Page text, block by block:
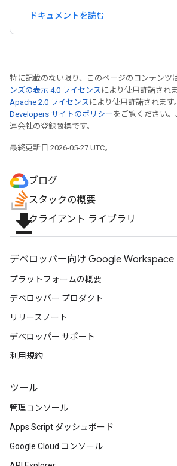
ドキュメントを読む
特に記載のない限り、このページのコンテンツ
ンズの表示 4.0 ライセンス により使用許諾され
Apache 2.0 ライセンス により使用許諾されます
Developers サイトのポリシー をご覧ください
連会社の登録商標です。
最終更新日 2026-05-27 UTC。
ブログ
スタックの概要
file_downloadクライアント ライブラリ
デベロッパー向け Google Workspace
プラットフォームの概要
デベロッパー プロダクト
リリースノート
デベロッパー サポート
利用規約
ツール
管理コンソール
Apps Script ダッシュボード
Google Cloud コンソール